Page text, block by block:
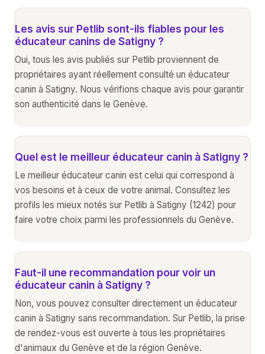
Les avis sur Petlib sont-ils fiables pour les
éducateur canins de Satigny ?
Oui, tous les avis publiés sur Petlib proviennent de
propriétaires ayant réellement consulté un éducateur
canin à Satigny. Nous vérifions chaque avis pour garantir
son authenticité dans le Genève.
Quel est le meilleur éducateur canin à Satigny ?
Le meilleur éducateur canin est celui qui correspond à
vos besoins et à ceux de votre animal. Consultez les
profils les mieux notés sur Petlib à Satigny (1242) pour
faire votre choix parmi les professionnels du Genève.
Faut-il une recommandation pour voir un
éducateur canin à Satigny ?
Non, vous pouvez consulter directement un éducateur
canin à Satigny sans recommandation. Sur Petlib, la prise
de rendez-vous est ouverte à tous les propriétaires
d'animaux du Genève et de la région Genève.